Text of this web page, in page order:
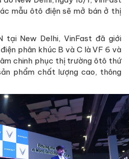
mẫu ôtô điện sẽ mở bán ở thị
tại New Delhi, VinFast đã giới
phân khúc B và C là VF 6 và
chinh phục thị trường ôtô thứ
phẩm chất lượng cao, thông